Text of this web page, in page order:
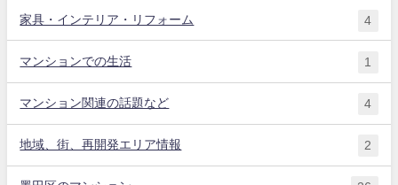
家具・インテリア・リフォーム 4
マンションでの生活 1
マンション関連の話題など 4
地域、街、再開発エリア情報 2